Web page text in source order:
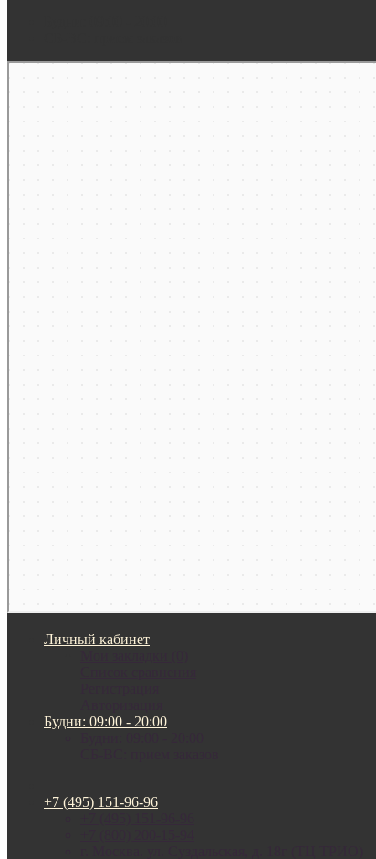
Москва
Личный кабинет
Будни: 09:00 - 20:00
+7 (495) 151-96-96